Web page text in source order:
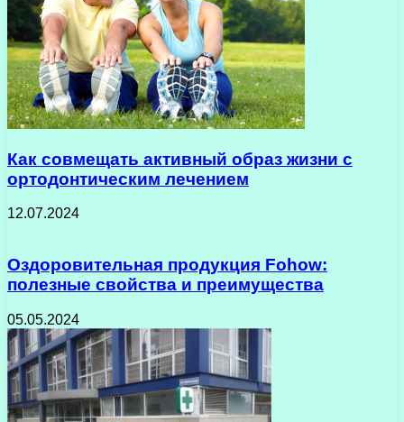
Как совмещать активный образ жизни с
ортодонтическим лечением
12.07.2024
Оздоровительная продукция Fohow:
полезные свойства и преимущества
05.05.2024